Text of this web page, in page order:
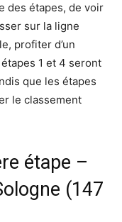
des étapes, de voir
sur la ligne
profiter d’un
1 et 4 seront
que les étapes
le classement
étape –
(147